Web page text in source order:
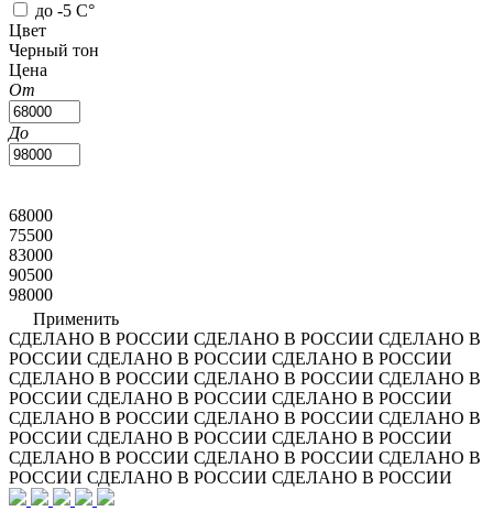
до -5 С°
Цвет
Черный тон
Цена
От
До
68000
75500
83000
90500
98000
Применить
СДЕЛАНО В РОССИИ СДЕЛАНО В РОССИИ СДЕЛАНО В
РОССИИ СДЕЛАНО В РОССИИ СДЕЛАНО В РОССИИ
СДЕЛАНО В РОССИИ СДЕЛАНО В РОССИИ СДЕЛАНО В
РОССИИ СДЕЛАНО В РОССИИ СДЕЛАНО В РОССИИ
СДЕЛАНО В РОССИИ СДЕЛАНО В РОССИИ СДЕЛАНО В
РОССИИ СДЕЛАНО В РОССИИ СДЕЛАНО В РОССИИ
СДЕЛАНО В РОССИИ СДЕЛАНО В РОССИИ СДЕЛАНО В
РОССИИ СДЕЛАНО В РОССИИ СДЕЛАНО В РОССИИ